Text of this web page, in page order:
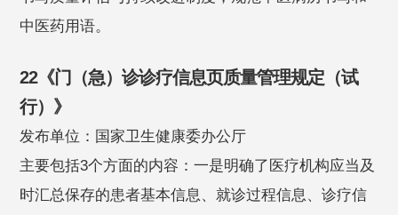
中医药用语。
22《门（急）诊诊疗信息页质量管理规定（试
行）》
发布单位：国家卫生健康委办公厅
主要包括3个方面的内容：一是明确了医疗机构应当及
时汇总保存的患者基本信息、就诊过程信息、诊疗信